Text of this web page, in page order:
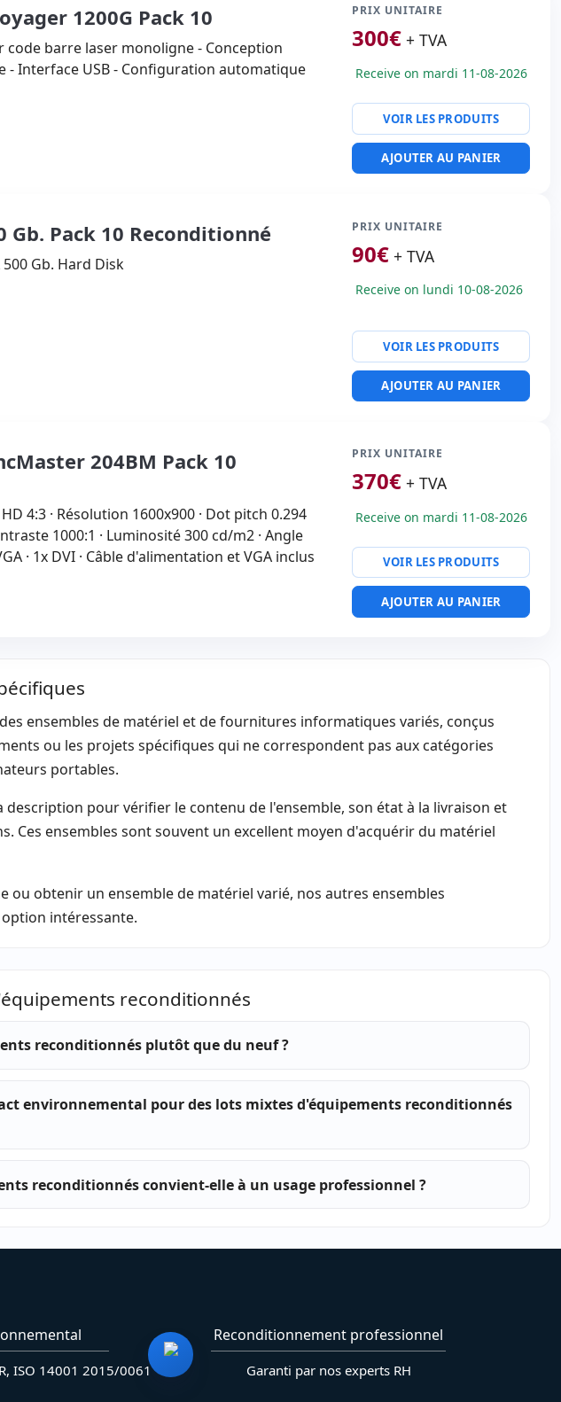
1200G Pack 10
code barre laser monoligne - Conception
- Interface USB - Configuration automatique
PRIX UNITAIRE
300€ + TVA
Receive on mardi 11-08-2026
VOIR LES PRODUITS
AJOUTER AU PANIER
Gb. Pack 10 Reconditionné
500 Gb. Hard Disk
PRIX UNITAIRE
90€ + TVA
Receive on lundi 10-08-2026
VOIR LES PRODUITS
AJOUTER AU PANIER
204BM Pack 10
4:3 · Résolution 1600x900 · Dot pitch 0.294
1000:1 · Luminosité 300 cd/m2 · Angle
· 1x DVI · Câble d'alimentation et VGA inclus
PRIX UNITAIRE
370€ + TVA
Receive on mardi 11-08-2026
VOIR LES PRODUITS
AJOUTER AU PANIER
ensembles de matériel et de fournitures informatiques variés, conçus
ou les projets spécifiques qui ne correspondent pas aux catégories
portables.
description pour vérifier le contenu de l'ensemble, son état à la livraison et
Ces ensembles sont souvent un excellent moyen d'acquérir du matériel
ou obtenir un ensemble de matériel varié, nos autres ensembles
intéressante.
reconditionnés
reconditionnés plutôt que du neuf ?
environnemental pour des lots mixtes d'équipements reconditionnés
reconditionnés convient-elle à un usage professionnel ?
ISO 14001 2015/0061
Reconditionnement professionnel
Garanti par nos experts RH